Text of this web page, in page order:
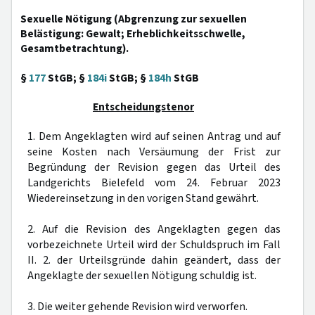
Sexuelle Nötigung (Abgrenzung zur sexuellen
Belästigung: Gewalt; Erheblichkeitsschwelle,
Gesamtbetrachtung).
§177StGB; §184iStGB; §184hStGB
Entscheidungstenor
1. Dem Angeklagten wird auf seinen Antrag und auf
seine Kosten nach Versäumung der Frist zur
Begründung der Revision gegen das Urteil des
Landgerichts Bielefeld vom 24. Februar 2023
Wiedereinsetzung in den vorigen Stand gewährt.
2. Auf die Revision des Angeklagten gegen das
vorbezeichnete Urteil wird der Schuldspruch im Fall
II. 2. der Urteilsgründe dahin geändert, dass der
Angeklagte der sexuellen Nötigung schuldig ist.
3. Die weiter gehende Revision wird verworfen.